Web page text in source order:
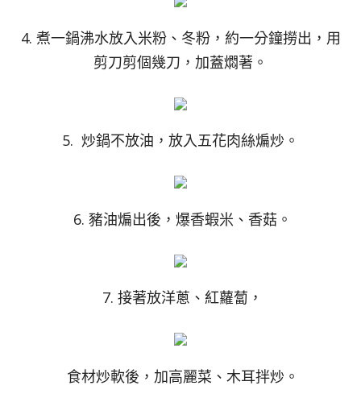
4. 煮一鍋沸水放入米粉、冬粉，約一分鐘撈出，用
剪刀剪個幾刀，加蓋燜著。
5. 炒鍋不放油，放入五花肉絲煸炒。
6. 豬油煸出後，爆香蝦米、香菇。
7. 接著放洋蔥、紅蘿蔔，
食材炒軟後，加高麗菜、木耳拌炒。